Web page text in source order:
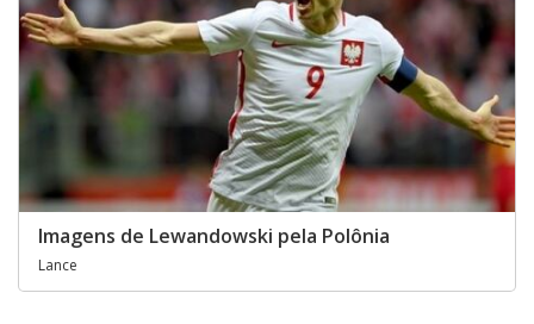
Imagens de Lewandowski pela Polônia
Lance